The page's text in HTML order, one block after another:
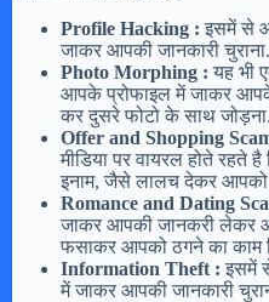
Profile Hacking : इसमें से
जाकर आपकी जानकारी चुराना.
Photo Morphing : यह भी
आपके प्रोफाइल में जाकर
कर दुसरे फोटो के साथ जोड़ना.
Offer and Shopping
मीडिया पर वायरल होते रहते
इनाम, जैसे लालच देकर आपको
Romance and Dating
जाकर आपकी जानकरी लेकर
फसाकर आपको ठगने का काम
Information Theft :इसमें
में जाकर आपकी जानकारी